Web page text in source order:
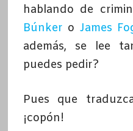
hablando de
Búnker o James
además, se lee
puedes pedir?
Pues que
¡copón!